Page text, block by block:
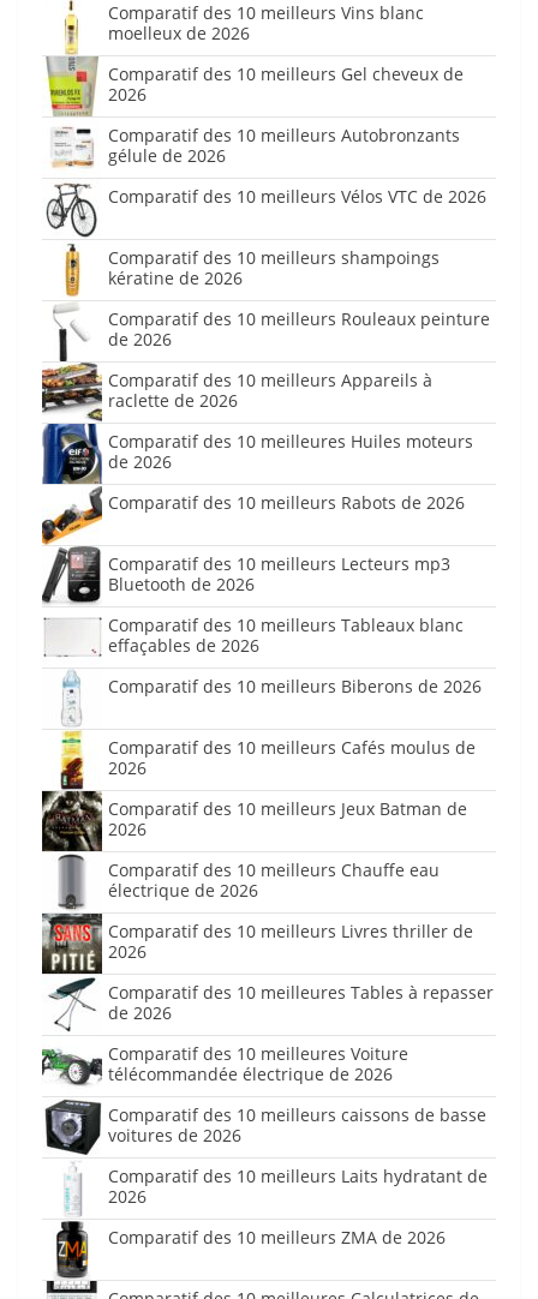
Comparatif des 10 meilleurs Vins blanc
moelleux de 2026
Comparatif des 10 meilleurs Gel cheveux de
2026
Comparatif des 10 meilleurs Autobronzants
gélule de 2026
Comparatif des 10 meilleurs Vélos VTC de 2026
Comparatif des 10 meilleurs shampoings
kératine de 2026
Comparatif des 10 meilleurs Rouleaux peinture
de 2026
Comparatif des 10 meilleurs Appareils à
raclette de 2026
Comparatif des 10 meilleures Huiles moteurs
de 2026
Comparatif des 10 meilleurs Rabots de 2026
Comparatif des 10 meilleurs Lecteurs mp3
Bluetooth de 2026
Comparatif des 10 meilleurs Tableaux blanc
effaçables de 2026
Comparatif des 10 meilleurs Biberons de 2026
Comparatif des 10 meilleurs Cafés moulus de
2026
Comparatif des 10 meilleurs Jeux Batman de
2026
Comparatif des 10 meilleurs Chauffe eau
électrique de 2026
Comparatif des 10 meilleurs Livres thriller de
2026
Comparatif des 10 meilleures Tables à repasser
de 2026
Comparatif des 10 meilleures Voiture
télécommandée électrique de 2026
Comparatif des 10 meilleurs caissons de basse
voitures de 2026
Comparatif des 10 meilleurs Laits hydratant de
2026
Comparatif des 10 meilleurs ZMA de 2026